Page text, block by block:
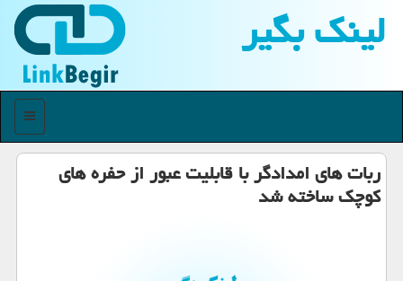
لینك بگیر
منو
ربات های امدادگر با قابلیت عبور از حفره های
كوچك ساخته شد